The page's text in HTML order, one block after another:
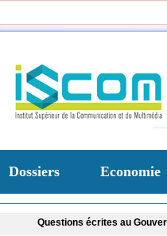
Dossiers Economie
écrites au Gouvernement : Guy